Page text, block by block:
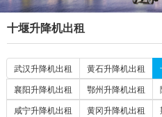
十堰升降机出租
武汉升降机出租 黄石升降机出租
襄阳升降机出租
鄂州升降机出租
咸宁升降机出租
黄冈升降机出租